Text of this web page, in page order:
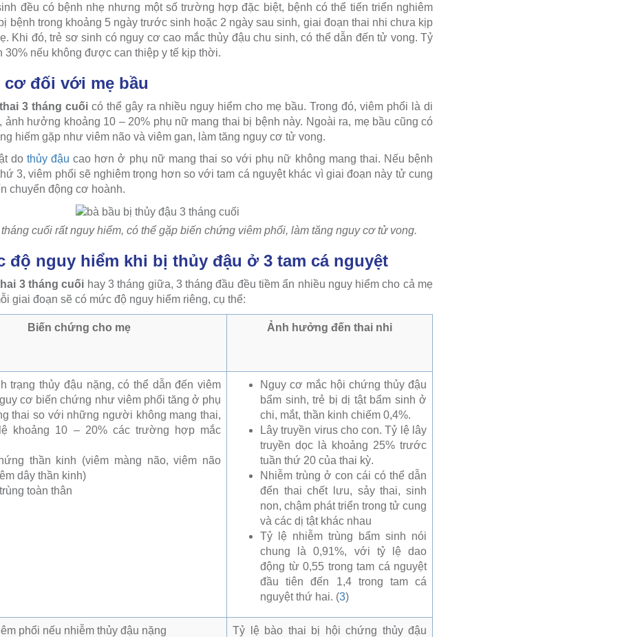
đều có bệnh nhẹ nhưng một số trường hợp đặc biệt, bệnh có thể tiến triển nghiêm
bệnh trong khoảng 5 ngày trước sinh hoặc 2 ngày sau sinh, giai đoạn thai nhi chưa kịp
Khi đó, trẻ sơ sinh có nguy cơ cao mắc thủy đậu chu sinh, có thể dẫn đến tử vong. Tỷ
30% nếu không được can thiệp y tế kịp thời.
đối với mẹ bầu
3 tháng cuốicó thể gây ra nhiều nguy hiểm cho mẹ bầu. Trong đó, viêm phổi là di
hưởng khoảng 10 – 20% phụ nữ mang thai bị bệnh này. Ngoài ra, mẹ bầu cũng có
hiếm gặp như viêm não và viêm gan, làm tăng nguy cơ tử vong.
do thủy đậu cao hơn ở phụ nữ mang thai so với phụ nữ không mang thai. Nếu bệnh
3, viêm phổi sẽ nghiêm trọng hơn so với tam cá nguyệt khác vì giai đoạn này tử cung
chuyển động cơ hoành.
cuối rất nguy hiểm, có thể gặp biến chứng viêm phổi, làm tăng nguy cơ tử vong.
độ nguy hiểm khi bị thủy đậu ở 3 tam cá nguyệt
3 tháng cuối hay 3 tháng giữa, 3 tháng đầu đều tiềm ẩn nhiều nguy hiểm cho cả mẹ
giai đoạn sẽ có mức độ nguy hiểm riêng, cụ thể:
Biến chứng cho mẹ Ảnh hưởng đến thai nhi
trạng thủy đậu nặng, có thể dẫn đến viêm
cơ biến chứng như viêm phổi tăng ở phụ
thai so với những người không mang thai,
khoảng 10 – 20% các trường hợp mắc
thần kinh (viêm màng não, viêm não
dây thần kinh)
toàn thân
Nguy cơ mắc hội chứng thủy đậu
bẩm sinh, trẻ bị dị tật bẩm sinh ở
chi, mắt, thần kinh chiếm 0,4%.
Lây truyền virus cho con. Tỷ lệ lây
truyền dọc là khoảng 25% trước
tuần thứ 20 của thai kỳ.
Nhiễm trùng ở con cái có thể dẫn
đến thai chết lưu, sảy thai, sinh
non, chậm phát triển trong tử cung
và các dị tật khác nhau
Tỷ lệ nhiễm trùng bẩm sinh nói
chung là 0,91%, với tỷ lệ dao
động từ 0,55 trong tam cá nguyệt
đầu tiên đến 1,4 trong tam cá
nguyệt thứ hai. (3)
phổi nếu nhiễm thủy đậu nặng
Tỷ lệ bào thai bị hội chứng thủy đậu